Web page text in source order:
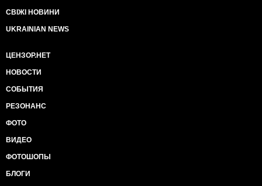
СВІЖІ НОВИНИ
UKRAINIAN NEWS
ЦЕНЗОР.НЕТ
НОВОСТИ
СОБЫТИЯ
РЕЗОНАНС
ФОТО
ВИДЕО
ФОТОШОПЫ
БЛОГИ